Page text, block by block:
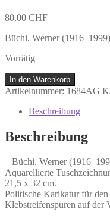
80,00 CHF
Büchi, Werner
Vorrätig
Büchi,
Werner
1999):
Konsumenten
Angler.
In den Warenkorb
Artikelnummer: 1684AG
Beschreibung
Beschreibung
Büchi, Werner
Aquarellierte
21,5 x 32 cm.
Politische Karikatur für
Klebstreifenspuren auf der